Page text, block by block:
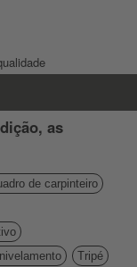
as
de carpinteiro
Tripé